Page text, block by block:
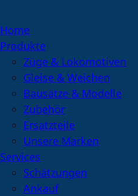
Home
Produkte
Züge & Lokomotiven
Gleise & Weichen
Bausätze & Modelle
Zubehör
Ersatzteile
Unsere Marken
Services
Schätzungen
Ankauf